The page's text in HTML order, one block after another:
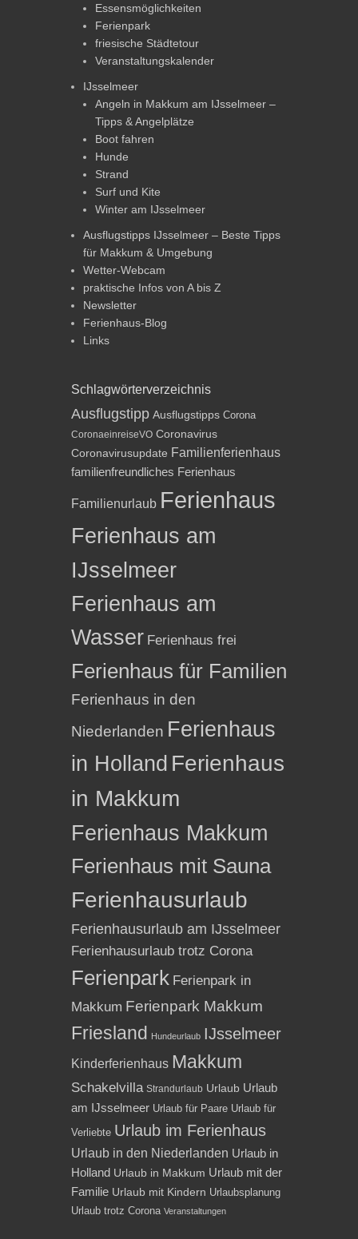
Essensmöglichkeiten
Ferienpark
friesische Städtetour
Veranstaltungskalender
IJsselmeer
Angeln in Makkum am IJsselmeer –
Tipps & Angelplätze
Boot fahren
Hunde
Strand
Surf und Kite
Winter am IJsselmeer
Ausflugstipps IJsselmeer – Beste Tipps
für Makkum & Umgebung
Wetter-Webcam
praktische Infos von A bis Z
Newsletter
Ferienhaus-Blog
Links
Schlagwörterverzeichnis
Ausflugstipp Ausflugstipps Corona
CoronaeinreiseVO Coronavirus
Coronavirusupdate Familienferienhaus
familienfreundliches Ferienhaus
Familienurlaub Ferienhaus
Ferienhaus am
IJsselmeer
Ferienhaus am
Wasser Ferienhaus frei
Ferienhaus für Familien
Ferienhaus in den
Niederlanden Ferienhaus
in Holland Ferienhaus
in Makkum
Ferienhaus Makkum
Ferienhaus mit Sauna
Ferienhausurlaub
Ferienhausurlaub am IJsselmeer
Ferienhausurlaub trotz Corona
Ferienpark Ferienpark in
Makkum Ferienpark Makkum
Friesland Hundeurlaub IJsselmeer
Kinderferienhaus Makkum
Schakelvilla Strandurlaub Urlaub Urlaub
am IJsselmeer Urlaub für Paare Urlaub für
Verliebte Urlaub im Ferienhaus
Urlaub in den Niederlanden Urlaub in
Holland Urlaub in Makkum Urlaub mit der
Familie Urlaub mit Kindern Urlaubsplanung
Urlaub trotz Corona Veranstaltungen